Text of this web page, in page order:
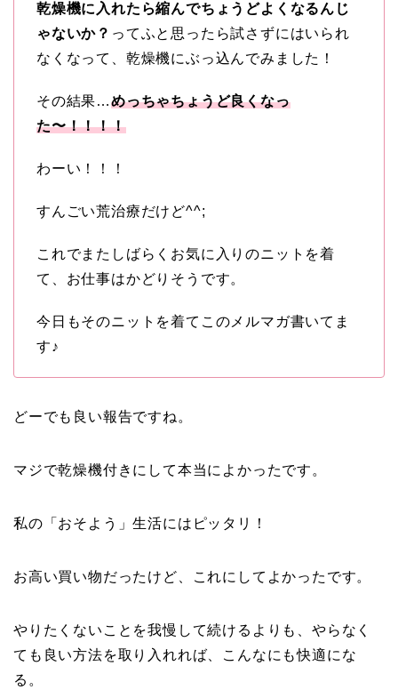
乾燥機に入れたら縮んでちょうどよくなるんじ
ゃないか？ ってふと思ったら試さずにはいられ
なくなって、乾燥機にぶっ込んでみました！
その結果…めっちゃちょうど良くなっ
た〜！！！！
わーい！！！
すんごい荒治療だけど^^;
これでまたしばらくお気に入りのニットを着
て、お仕事はかどりそうです。
今日もそのニットを着てこのメルマガ書いてま
す♪
どーでも良い報告ですね。
マジで乾燥機付きにして本当によかったです。
私の「おそよう」生活にはピッタリ！
お高い買い物だったけど、これにしてよかったです。
やりたくないことを我慢して続けるよりも、やらなく
ても良い方法を取り入れれば、こんなにも快適にな
る。